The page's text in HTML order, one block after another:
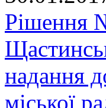
Рішення
надання
міської